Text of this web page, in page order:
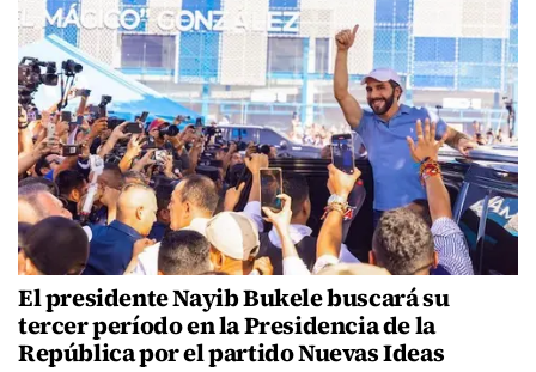
El presidente Nayib Bukele buscará su
tercer período en la Presidencia de la
República por el partido Nuevas Ideas